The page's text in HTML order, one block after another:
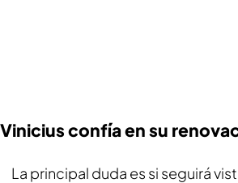
Vinicius confía en su
La principal duda es si seguirá